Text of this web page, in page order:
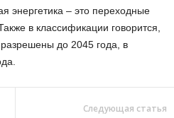
энергетика – это переходные
в классификации говорится,
до 2045 года, в
Следующая статья